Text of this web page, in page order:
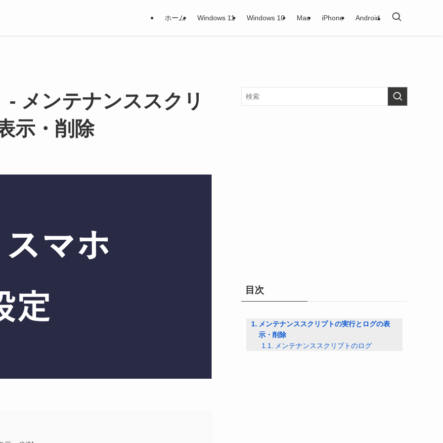
ホーム Windows 11 Windows 10 Mac iPhone Android
メンテナンススクリ
示・削除
目次
メンテナンススクリプトの実行とログの表
示・削除
メンテナンススクリプトのログ